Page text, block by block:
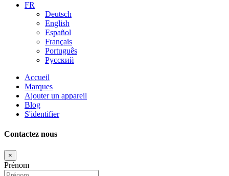
FR
Deutsch
English
Español
Français
Português
Русский
Accueil
Marques
Ajouter un appareil
Blog
S'identifier
Contactez nous
×
Prénom